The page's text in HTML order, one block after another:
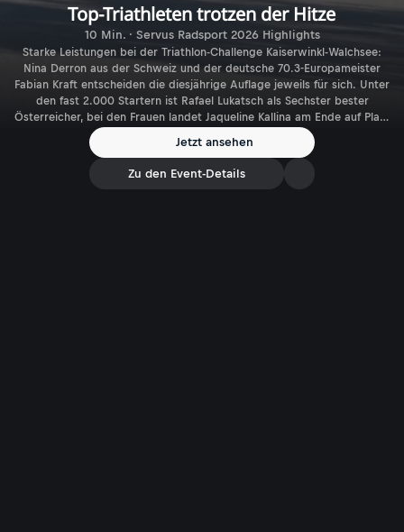
Top-Triathleten trotzen der Hitze
10 Min. · Servus Radsport 2026 Highlights
Starke Leistungen bei der Triathlon-Challenge Kaiserwinkl-Walchsee:
Nina Derron aus der Schweiz und der deutsche 70.3-Europameister
Fabian Kraft entscheiden die diesjährige Auflage jeweils für sich. Unter
den fast 2.000 Startern ist Rafael Lukatsch als Sechster bester
Österreicher, bei den Frauen landet Jaqueline Kallina am Ende auf Platz
Jetzt ansehen
Zu den Event-Details